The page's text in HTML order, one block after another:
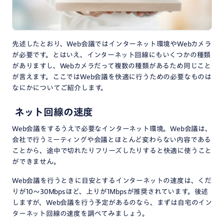
先述したとおり、Web会議ではインターネット環境やWebカメラ
が必要です。とはいえ、インターネット回線にもいくつかの種類
がありますし、Webカメラだって複数の種類があるため同じこと
が言えます。ここではWeb会議を快適に行うための必要なものは
なにかについてご紹介します。
ネット回線の速度
Web会議をするうえで必要なインターネット環境。Web会議は、
会社で行うミーティングや会議とほとんど変わらない内容である
ことから、途中で切れたりフリーズしたりすると快適に使うこと
ができません。
Web会議を行うときに目安とするインターネットの速度は、くだ
りが10～30Mbpsほど、上りが1Mbpsが推奨されています。後述
しますが、Web会議を行う予定があるのなら、まずは自宅のイン
ターネット回線の速度を調べてみましょう。